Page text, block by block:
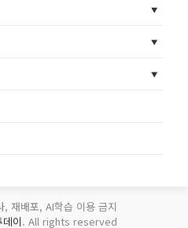
재배포, AI학습 이용 금지
데이. All rights reserved